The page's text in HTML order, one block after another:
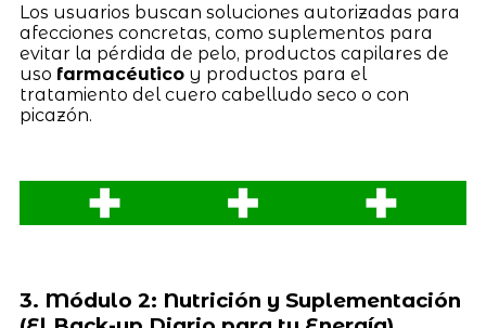
Los usuarios buscan soluciones autorizadas para
afecciones concretas, como suplementos para
evitar la pérdida de pelo, productos capilares de
uso farmacéuticoy productos para el
tratamiento del cuero cabelludo seco o con
picazón.
3. Módulo 2: Nutrición y Suplementación